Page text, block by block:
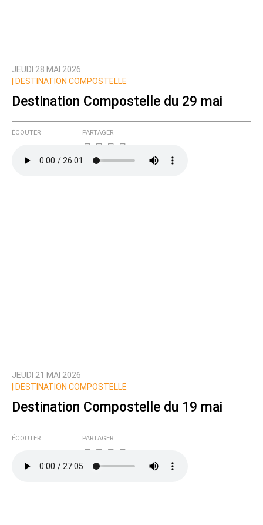
JEUDI 28 MAI 2026
DESTINATION COMPOSTELLE
Destination Compostelle du 29 mai
ÉCOUTER PARTAGER
JEUDI 21 MAI 2026
DESTINATION COMPOSTELLE
Destination Compostelle du 19 mai
ÉCOUTER PARTAGER